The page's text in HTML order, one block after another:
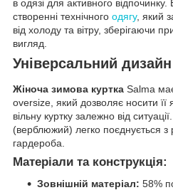
в одязі для активного відпочинку.
створенні технічного одягу, який
від холоду та вітру, зберігаючи
вигляд.
Універсальний
Жіноча зимова куртка Salma
oversize, який дозволяє носити її
вільну куртку залежно від
(верблюжий) легко поєднується
гардероба.
Матеріали та конструкція:
Зовнішній матеріал: 58%